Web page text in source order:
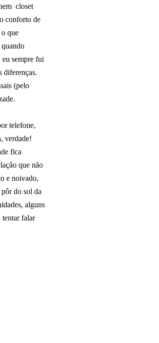
closet
conforto de
que
quando
sempre fui
diferenças.
(pelo
telefone,
verdade!
fica
que não
e noivado,
do sol da
alguns
tentar falar